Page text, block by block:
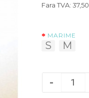
Fara TVA:
MARIME
S M
-